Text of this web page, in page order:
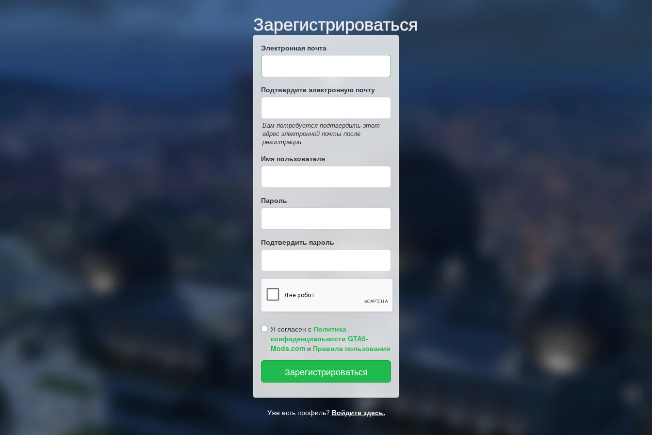
Зарегистрироваться
Электронная почта
Подтвердите электронную почту
Вам потребуется подтвердить этот
адрес электронной почты после
регистрации.
Имя пользователя
Пароль
Подтвердить пароль
Я согласен с Политика
конфиденциальности GTA5-
Mods.com и Правила пользования
Уже есть профиль? Войдите здесь.